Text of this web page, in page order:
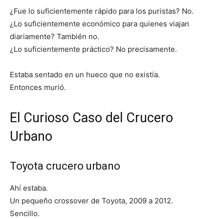
¿Fue lo suficientemente rápido para los puristas? No.
¿Lo suficientemente económico para quienes viajan
diariamente? También no.
¿Lo suficientemente práctico? No precisamente.
Estaba sentado en un hueco que no existía.
Entonces murió.
El Curioso Caso del Crucero
Urbano
Toyota crucero urbano
Ahí estaba.
Un pequeño crossover de Toyota, 2009 a 2012.
Sencillo.